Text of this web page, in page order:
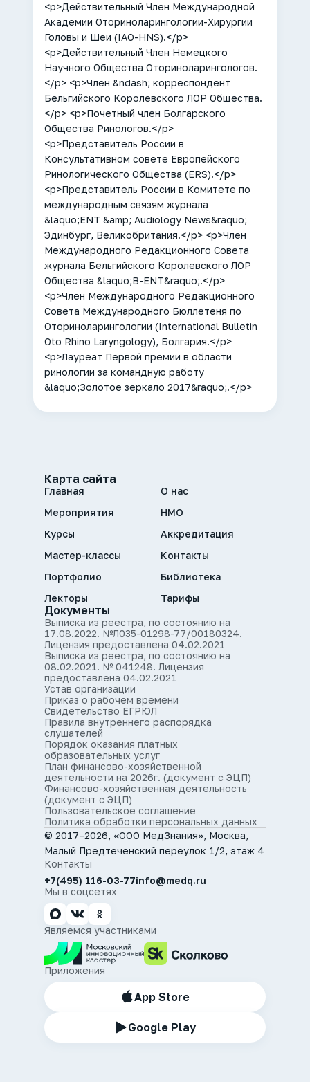
<p>Действительный Член Международной
Академии Оториноларингологии-Хирургии
Головы и Шеи (IAO-HNS).</p>
<p>Действительный Член Немецкого
Научного Общества Оториноларингологов.
</p> <p>Член &ndash; корреспондент
Бельгийского Королевского ЛОР Общества.
</p> <p>Почетный член Болгарского
Общества Ринологов.</p>
<p>Представитель России в
Консультативном совете Европейского
Ринологического Общества (ERS).</p>
<p>Представитель России в Комитете по
международным связям журнала
&laquo;ENT &amp; Audiology News&raquo;
Эдинбург, Великобритания.</p> <p>Член
Международного Редакционного Совета
журнала Бельгийского Королевского ЛОР
Общества &laquo;B-ENT&raquo;.</p>
<p>Член Международного Редакционного
Совета Международного Бюллетеня по
Оториноларингологии (International Bulletin
Oto Rhino Laryngology), Болгария.</p>
<p>Лауреат Первой премии в области
ринологии за командную работу
&laquo;Золотое зеркало 2017&raquo;.</p>
Карта сайта
Главная
Мероприятия
Курсы
Мастер-классы
Портфолио
Лекторы
О нас
НМО
Аккредитация
Контакты
Библиотека
Тарифы
Документы
Выписка из реестра, по состоянию на
17.08.2022. №Л035-01298-77/00180324.
Лицензия предоставлена 04.02.2021
Выписка из реестра, по состоянию на
08.02.2021. № 041248. Лицензия
предоставлена 04.02.2021
Устав организации
Приказ о рабочем времени
Свидетельство ЕГРЮЛ
Правила внутреннего распорядка
слушателей
Порядок оказания платных
образовательных услуг
План финансово-хозяйственной
деятельности на 2026г. (документ с ЭЦП)
Финансово-хозяйственная деятельность
(документ с ЭЦП)
Пользовательское соглашение
Политика обработки персональных данных
© 2017–2026, «ООО МедЗнания», Москва,
Малый Предтеченский переулок 1/2, этаж 4
Контакты
+7(495) 116-03-77info@medq.ru
Мы в соцсетях
Являемся участниками
Приложения
App Store
Google Play